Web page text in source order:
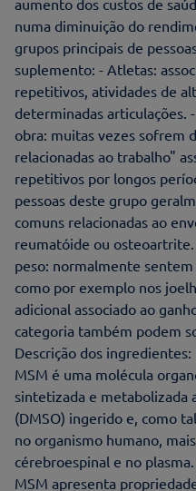
aumento dos custos de
numa diminuição do
grupos principais de
suplemento: - Atletas:
repetitivos, atividades de
determinadas articulações.
obra: muitas vezes sofrem
relacionadas ao trabalho"
repetitivos por longos
pessoas deste grupo
comuns relacionadas ao
reumatóide ou osteoartrite.
peso: normalmente
como por exemplo nos
adicional associado ao
categoria também podem
Descrição dos
MSM é uma molécula
sintetizada e
(DMSO) ingerido e, como
no organismo humano,
cérebroespinal e no
MSM apresenta